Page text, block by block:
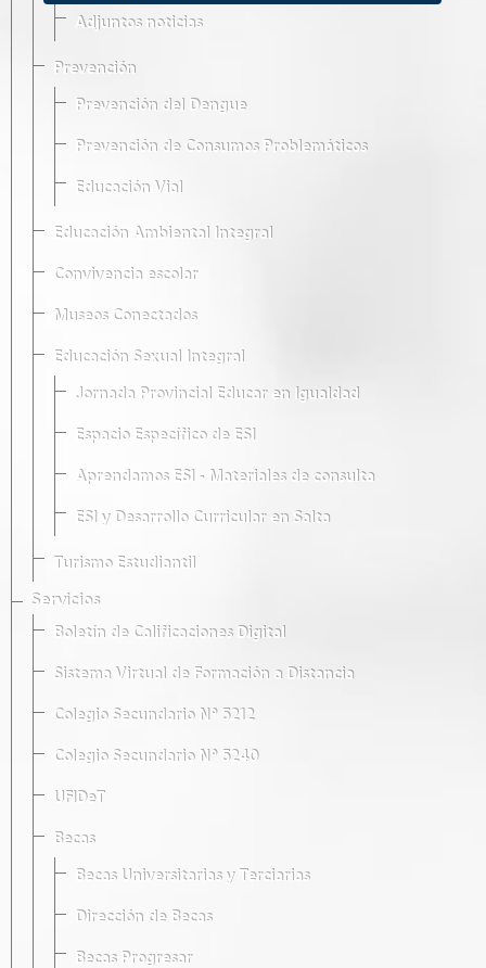
Adjuntos noticias
Prevención
Prevención del Dengue
Prevención de Consumos Problemáticos
Educación Vial
Educación Ambiental Integral
Convivencia escolar
Museos Conectados
Educación Sexual Integral
Jornada Provincial Educar en Igualdad
Espacio Específico de ESI
Aprendamos ESI - Materiales de consulta
ESI y Desarrollo Curricular en Salta
Turismo Estudiantil
Servicios
Boletín de Calificaciones Digital
Sistema Virtual de Formación a Distancia
Colegio Secundario Nº 5212
Colegio Secundario Nº 5240
UFIDeT
Becas
Becas Universitarias y Terciarias
Dirección de Becas
Becas Progresar